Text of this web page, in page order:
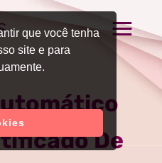
que você tenha
site e para
De